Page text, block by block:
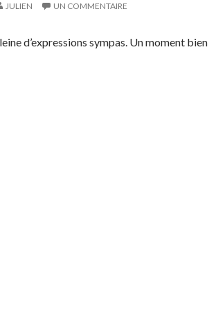
JULIEN UN COMMENTAIRE
d’expressions sympas. Un moment bien